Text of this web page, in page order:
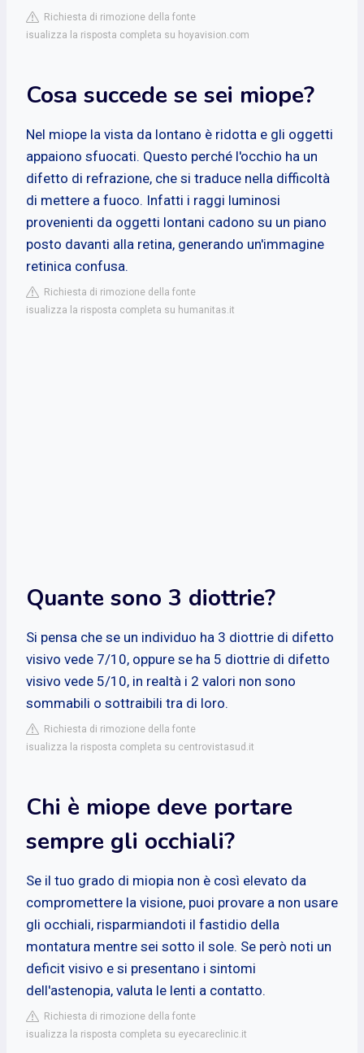
Richiesta di rimozione della fonte
isualizza la risposta completa su hoyavision.com
Cosa succede se sei miope?
Nel miope la vista da lontano è ridotta e gli oggetti
appaiono sfuocati. Questo perché l'occhio ha un
difetto di refrazione, che si traduce nella difficoltà
di mettere a fuoco. Infatti i raggi luminosi
provenienti da oggetti lontani cadono su un piano
posto davanti alla retina, generando un'immagine
retinica confusa.
Richiesta di rimozione della fonte
isualizza la risposta completa su humanitas.it
Quante sono 3 diottrie?
Si pensa che se un individuo ha 3 diottrie di difetto
visivo vede 7/10, oppure se ha 5 diottrie di difetto
visivo vede 5/10, in realtà i 2 valori non sono
sommabili o sottraibili tra di loro.
Richiesta di rimozione della fonte
isualizza la risposta completa su centrovistasud.it
Chi è miope deve portare
sempre gli occhiali?
Se il tuo grado di miopia non è così elevato da
compromettere la visione, puoi provare a non usare
gli occhiali, risparmiandoti il fastidio della
montatura mentre sei sotto il sole. Se però noti un
deficit visivo e si presentano i sintomi
dell'astenopia, valuta le lenti a contatto.
Richiesta di rimozione della fonte
isualizza la risposta completa su eyecareclinic.it